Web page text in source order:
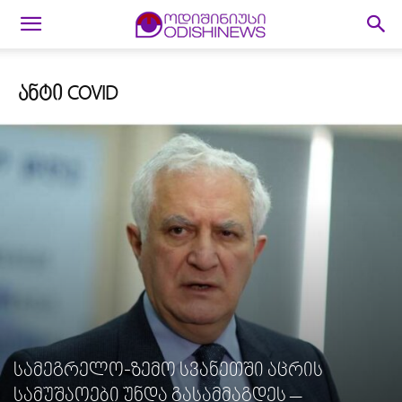
ᲐᲜᲢᲘ COVID
სამეგრელო-ზემო სვანეთში აცრის
სამუშაოები უნდა გასამმაგდეს –